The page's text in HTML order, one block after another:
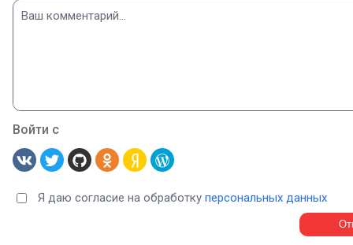
Войти с
Я даю согласие на обработку персональных данных